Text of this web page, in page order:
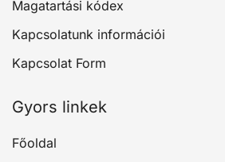
Magatartási kódex
Kapcsolatunk információi
Kapcsolat Form
Gyors linkek
Főoldal